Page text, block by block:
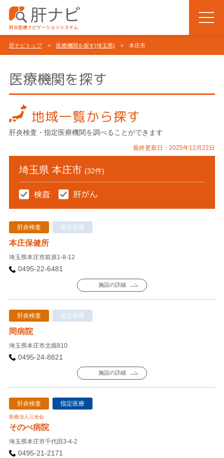
肝ナビトップ> 医療機関を探す(埼玉県) > 本庄市
医療機関を探す
地域一覧から探す
肝炎検査・指定医療機関を調べることができます
最終更新日：2025年12月22日
埼玉県 本庄市 (32件)
肝炎検査 指定医療
本庄保健所
埼玉県本庄市前原1-8-12
0495-22-6481
施設の詳細
肝炎検査 指定医療
岡病院
埼玉県本庄市北堀810
0495-24-8821
施設の詳細
肝炎検査 指定医療
医療法人三光会
そのべ病院
埼玉県本庄市千代田3-4-2
0495-21-2171